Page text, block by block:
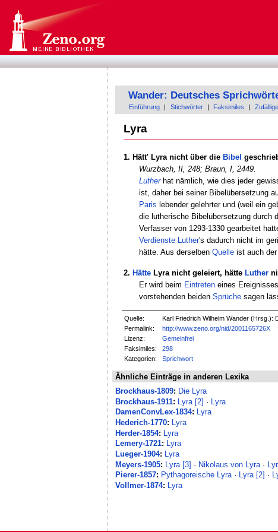
Wander: Deutsches
Einführung Stichwörter Faksimiles
Lyra
1. Hätt' Lyra nicht über die Bibel
Wurzbach, II, 248; Braun, I, 2449.
Lutherhat nämlich, wie dies jeder
ist, daher bei seiner Bibelübersetzung
Paris lebender gelehrter und (weil ein
die lutherische Bibelübersetzung durch
Verfasser von 1293-1330 gearbeitet
Verdienste
Luther's dadurch nicht im
hätte. Aus derselbenQuelle ist auch
2. HätteLyra nicht geleiert, hätte Luther
Er wird beim Eintreten eines
vorstehenden beidenSprüche sagen
Quelle:
Karl Friedrich Wilhelm Wander (Hrsg.):
Permalink:
http://www.zeno.org/nid/2001165726X
Lizenz:
Gemeinfrei
Faksimiles:
298
Kategorien:
Sprichwort
Ähnliche Einträge in anderen Lexika
Brockhaus-1809: Die Lyra
Brockhaus-1911: Lyra [2] ·
Lyra
DamenConvLex-1834: Lyra
Hederich-1770: Lyra
Herder-1854: Lyra
Lemery-1721: Lyra
Lueger-1904: Lyra
Meyers-1905: Lyra [3] · Nikolaus von Lyra ·
Pierer-1857: Pythagoreische Lyra· Lyra [2] ·
Vollmer-1874: Lyra